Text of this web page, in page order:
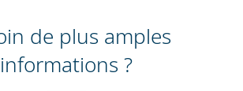
de plus amples
informations ?